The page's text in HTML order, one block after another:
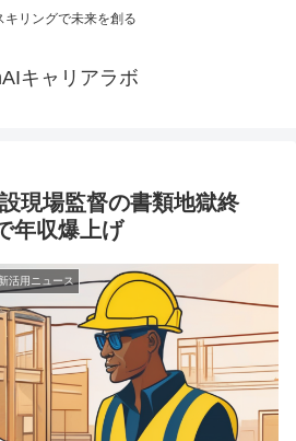
キリングで未来を創る
キャリアラボ
現場監督の書類地獄終
年収爆上げ
活用ニュース